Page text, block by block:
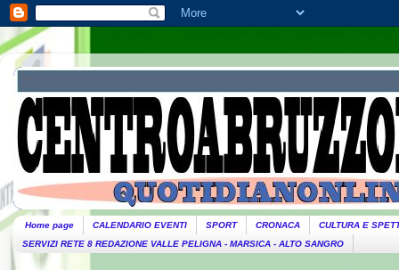
Home page CALENDARIO EVENTI SPORT CRONACA
CULTURA E
SERVIZI RETE 8 REDAZIONE VALLE PELIGNA - MARSICA - ALTO SANGRO